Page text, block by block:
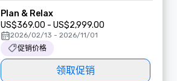
Plan & Relax
US$369.00 - US$2,999.00
2026/02/13 - 2026/11/01
促销价格
领取促销